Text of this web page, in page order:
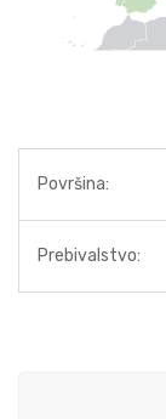
Površina:
Prebivalstvo: